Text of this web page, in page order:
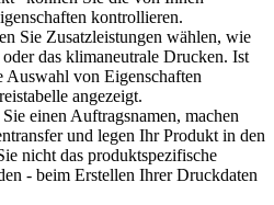
kontrollieren.
Sie Zusatzleistungen wählen, wie
das klimaneutrale Drucken. Ist
Auswahl von Eigenschaften
angezeigt.
einen Auftragsnamen, machen
und legen Ihr Produkt in den
nicht das produktspezifische
- beim Erstellen Ihrer Druckdaten